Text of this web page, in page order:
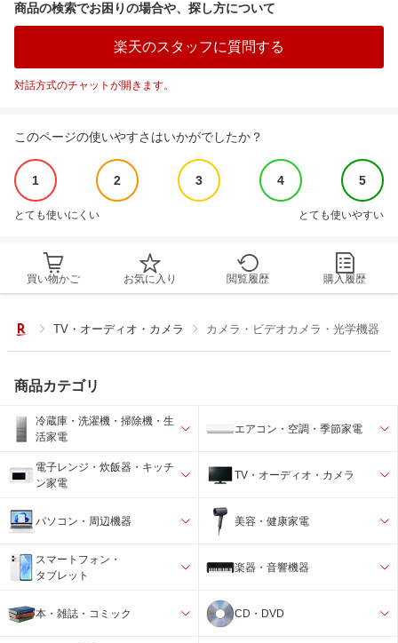
商品の検索でお困りの場合や、探し方について
楽天のスタッフに質問する
対話方式のチャットが開きます。
このページの使いやすさはいかがでしたか？
1 2 3 4 5
とても使いにくい とても使いやすい
買い物かご お気に入り 閲覧履歴 購入履歴
TV・オーディオ・カメラ カメラ・ビデオカメラ・光学機器
商品カテゴリ
冷蔵庫・洗濯機・掃除機・生
活家電
エアコン・空調・季節家電
電子レンジ・炊飯器・キッチ
ン家電
TV・オーディオ・カメラ
パソコン・周辺機器 美容・健康家電
スマートフォン・
タブレット
楽器・音響機器
本・雑誌・コミック CD・DVD